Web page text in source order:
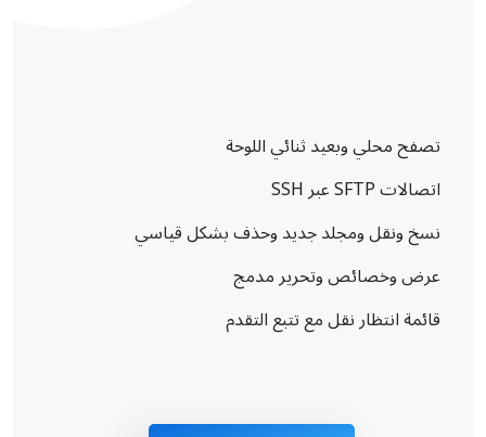
تصفح محلي وبعيد ثنائي اللوحة
اتصالات SFTP عبر SSH
نسخ ونقل ومجلد جديد وحذف بشكل قياسي
عرض وخصائص وتحرير مدمج
قائمة انتظار نقل مع تتبع التقدم